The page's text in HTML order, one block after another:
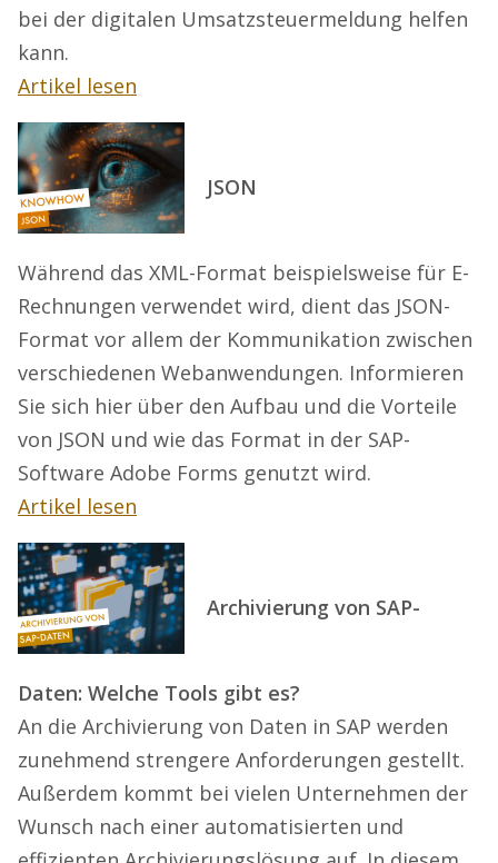
bei der digitalen Umsatzsteuermeldung helfen
kann.
Artikel lesen
JSON
Während das XML-Format beispielsweise für E-
Rechnungen verwendet wird, dient das JSON-
Format vor allem der Kommunikation zwischen
verschiedenen Webanwendungen. Informieren
Sie sich hier über den Aufbau und die Vorteile
von JSON und wie das Format in der SAP-
Software Adobe Forms genutzt wird.
Artikel lesen
Archivierung von SAP-
Daten: Welche Tools gibt es?
An die Archivierung von Daten in SAP werden
zunehmend strengere Anforderungen gestellt.
Außerdem kommt bei vielen Unternehmen der
Wunsch nach einer automatisierten und